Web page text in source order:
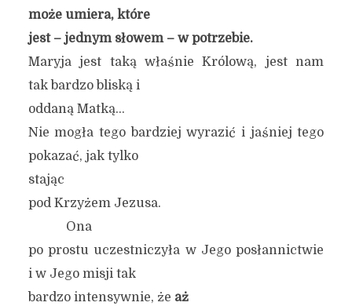
może umiera, które
jest – jednym słowem – w potrzebie.
Maryja jest taką właśnie Królową, jest nam
tak bardzo bliską i
oddaną Matką…
Nie mogła tego bardziej wyrazić i jaśniej tego
pokazać, jak tylko
stając
pod Krzyżem Jezusa.
Ona
po prostu uczestniczyła w Jego posłannictwie
i w Jego misji tak
bardzo intensywnie, że aż